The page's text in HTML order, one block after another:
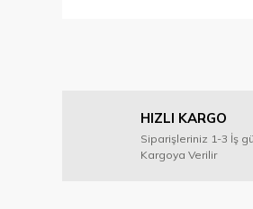
Ürün bilgilerinde hatalar
HIZLI KARGO
Siparişleriniz 1-3 İş
Kargoya Verilir